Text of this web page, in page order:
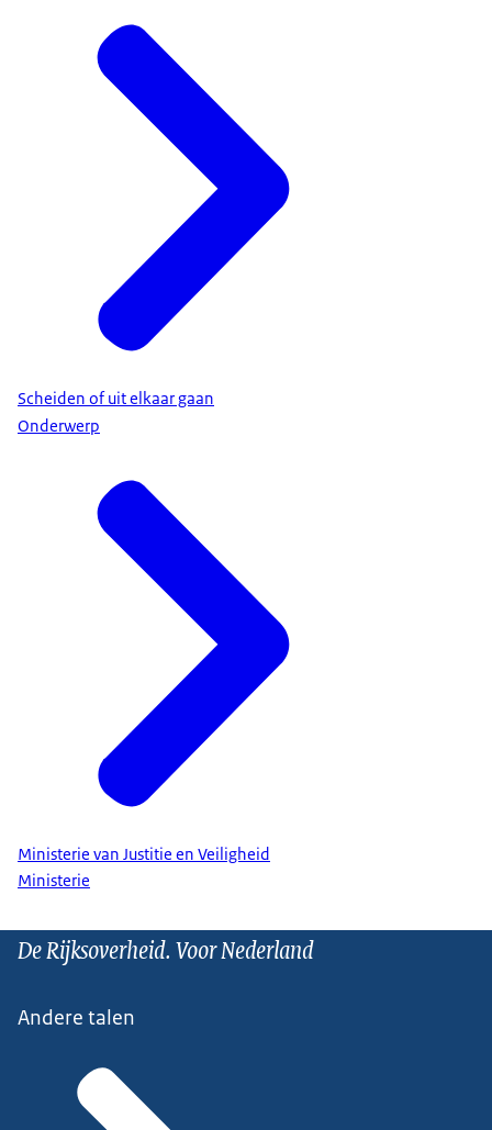
Scheiden of uit elkaar gaan
Onderwerp
Ministerie van Justitie en Veiligheid
Ministerie
De Rijksoverheid. Voor Nederland
Andere talen